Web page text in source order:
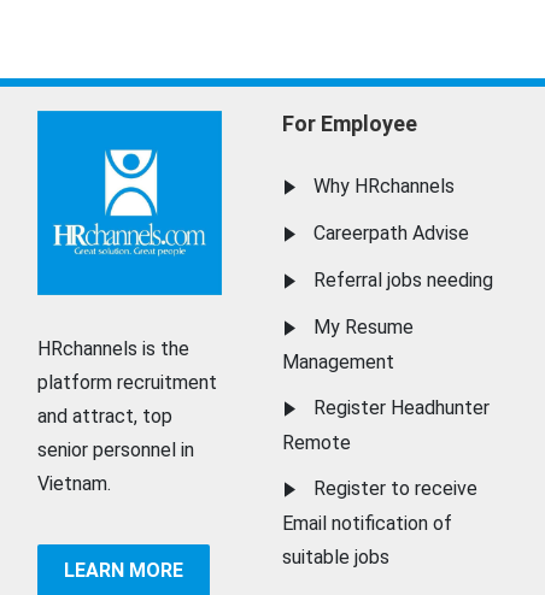
HRchannels is the
platform recruitment
and attract, top
senior personnel in
Vietnam.
LEARN MORE
For Employee
Why HRchannels
Careerpath Advise
Referral jobs needing
My Resume
Management
Register Headhunter
Remote
Register to receive
Email notification of
suitable jobs